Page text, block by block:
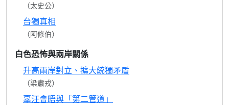
（太史公）
台獨真相
（阿修伯）
白色恐怖與兩岸關係
升高兩岸對立、擴大統獨矛盾
（梁肅戎）
辜汪會晤與「第二管道」